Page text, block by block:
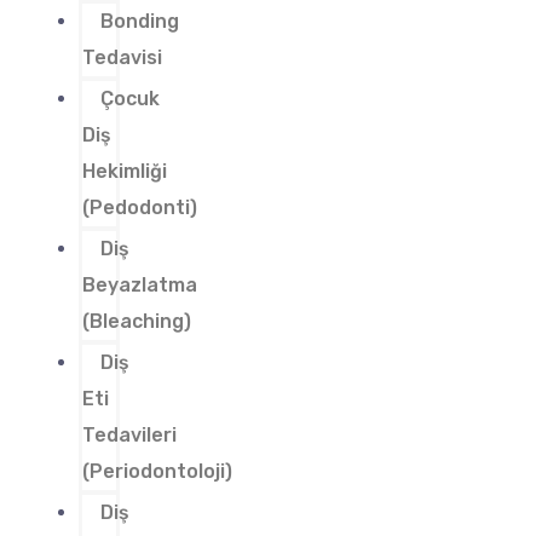
Bonding
Tedavisi
Çocuk
Diş
Hekimliği
(Pedodonti)
Diş
Beyazlatma
(Bleaching)
Diş
Eti
Tedavileri
(Periodontoloji)
Diş